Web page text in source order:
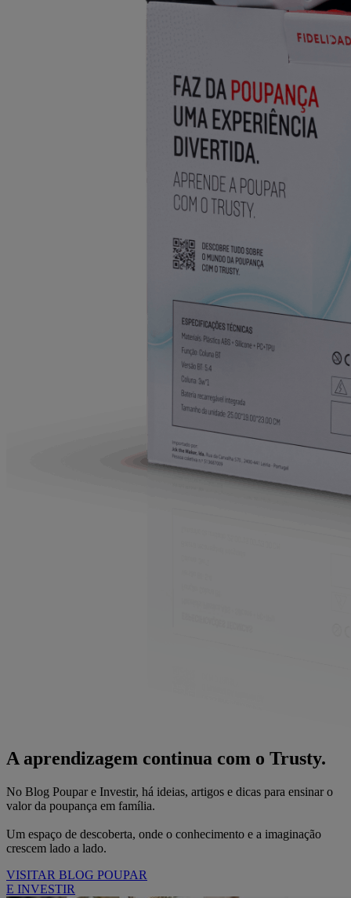
A aprendizagem continua com o Trusty.
No Blog Poupar e Investir, há ideias, artigos e dicas para ensinar o
valor da poupança em família.
Um espaço de descoberta, onde o conhecimento e a imaginação
crescem lado a lado.
VISITAR BLOG POUPAR
E INVESTIR